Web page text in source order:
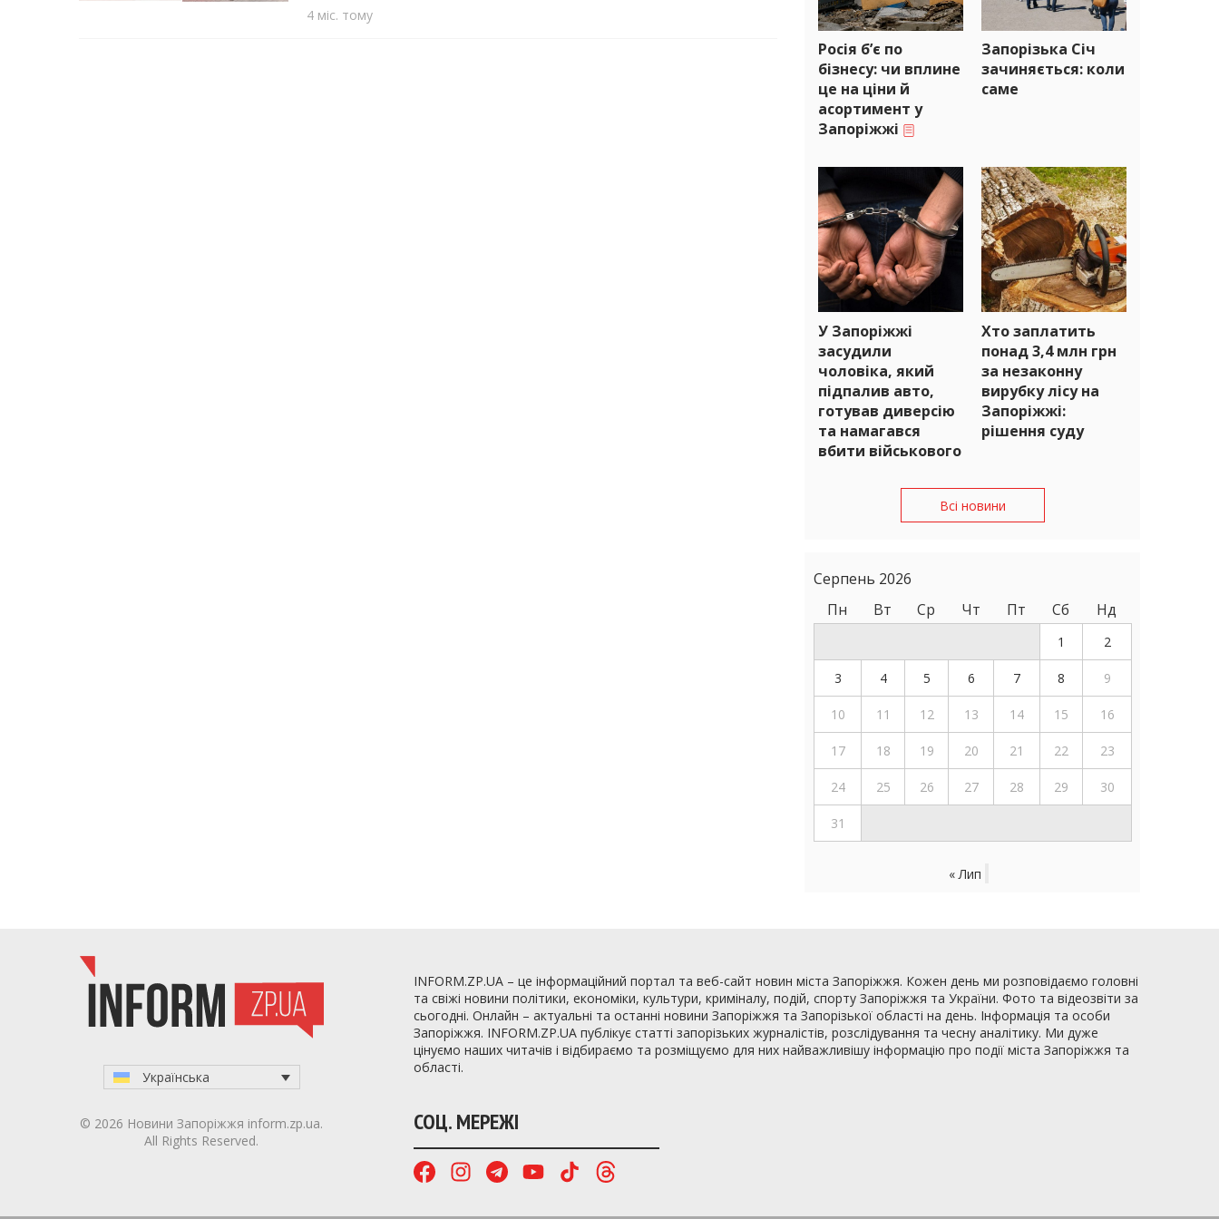
4 міс. тому
Росія б’є по
бізнесу: чи вплине
це на ціни й
асортимент у
Запоріжжі
Запорізька Січ
зачиняється: коли
саме
У Запоріжжі
засудили
чоловіка, який
підпалив авто,
готував диверсію
та намагався
вбити військового
Хто заплатить
понад 3,4 млн грн
за незаконну
вирубку лісу на
Запоріжжі:
рішення суду
Всі новини
Серпень 2026
Пн
Вт Ср Чт Пт Сб Нд
1 2
3 4 5 6 7 8 9
10 11 12 13 14 15 16
17 18 19 20 21 22 23
24 25 26 27 28 29 30
31
« Лип
INFORM.ZP.UA – це інформаційний портал та веб-сайт новин міста Запоріжжя. Кожен день ми розповідаємо головні
та свіжі новини політики, економіки, культури, криміналу, подій, спорту Запоріжжя та України. Фото та відеозвіти за
сьогодні. Онлайн – актуальні та останні новини Запоріжжя та Запорізької області на день. Інформація та особи
Запоріжжя. INFORM.ZP.UA публікує статті запорізьких журналістів, розслідування та чесну аналітику. Ми дуже
цінуємо наших читачів і відбираємо та розміщуємо для них найважливішу інформацію про події міста Запоріжжя та
області.
СОЦ. МЕРЕЖІ
Українська
© 2026 Новини Запоріжжя inform.zp.ua.
All Rights Reserved.